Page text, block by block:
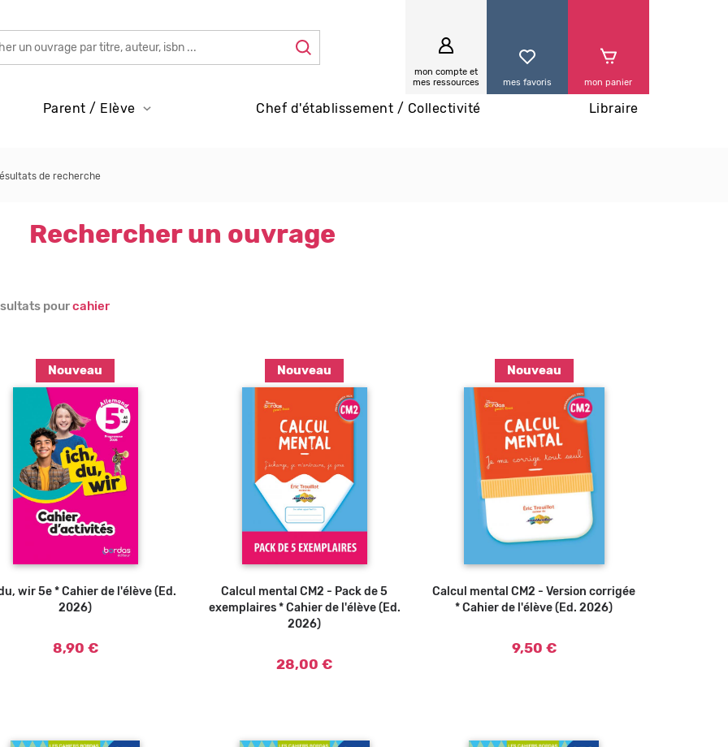
mon compte et
mes ressources
mes favoris mon panier
Parent / Elève Chef d'établissement / Collectivité Libraire
de recherche
Rechercher un ouvrage
pour cahier
Nouveau
Ajouter au panier
wir 5e * Cahier de l'élève (Ed.
2026)
8,90 €
Nouveau
Calcul mental CM2 - Pack de 5
exemplaires * Cahier de l'élève (Ed.
2026)
28,00 €
Nouveau
Ajouter au panier
Calcul mental CM2 - Version corrigée
* Cahier de l'élève (Ed. 2026)
9,50 €